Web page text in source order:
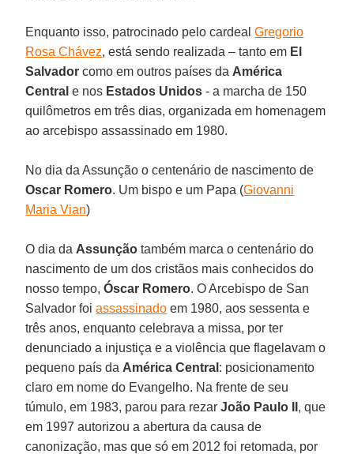
Enquanto isso, patrocinado pelo cardealGregorio
Rosa Chávez, está sendo realizada – tanto em El
Salvador como em outros países da América
Central e nos Estados Unidos - a marcha de 150
quilômetros em três dias, organizada em homenagem
ao arcebispo assassinado em 1980.
No dia da Assunção o centenário de nascimento de
Oscar Romero. Um bispo e um Papa (Giovanni
Maria Vian)
O dia da Assunção também marca o centenário do
nascimento de um dos cristãos mais conhecidos do
nosso tempo,Óscar Romero. O Arcebispo de San
Salvador foiassassinado em 1980, aos sessenta e
três anos, enquanto celebrava a missa, por ter
denunciado a injustiça e a violência que flagelavam o
pequeno país da América Central : posicionamento
claro em nome do Evangelho. Na frente de seu
túmulo, em 1983, parou para rezarJoão Paulo II , que
em 1997 autorizou a abertura da causa de
canonização, mas que só em 2012 foi retomada, por